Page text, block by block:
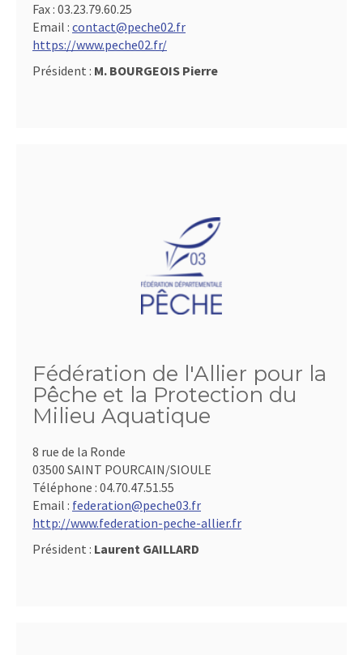
Fax : 03.23.79.60.25
Email : contact@peche02.fr
https://www.peche02.fr/
Président : M. BOURGEOIS Pierre
Fédération de l'Allier pour la
Pêche et la Protection du
Milieu Aquatique
8 rue de la Ronde
03500 SAINT POURCAIN/SIOULE
Téléphone : 04.70.47.51.55
Email : federation@peche03.fr
http://www.federation-peche-allier.fr
Président : Laurent GAILLARD